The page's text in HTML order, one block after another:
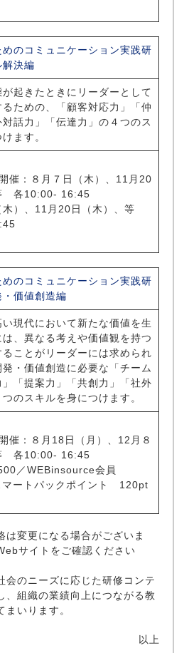
めのコミュニケーション実践研
解決編
起きたときにリーダーとして
ための、「顧客対応力」「仲
話力」「伝達力」の４つのス
ます。
催：８月７日（木）、11月20
各10:00- 16:45
木）、11月20日（木）、等
めのコミュニケーション実践研
価値創造編
現代において新たな価値を生
、異なる考えや価値観を持つ
ことがリーダーには求められ
発・価値創造に必要な「チーム
」「提案力」「共創力」「社外
のスキルを身につけます。
催：８月18日（月）、12月８
各10:00- 16:45
／WEBinsource会員
ートパックポイント 120pt
変更になる場合がございま
サイトをご確認ください
のニーズに応じた研修コンテ
、組織の業績向上につながる教
いります。
以上